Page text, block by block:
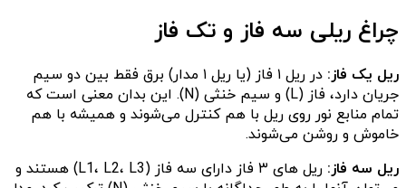
چراغ ریلی سه فاز و تک فاز
ریل یک فاز:
در ریل ۱ فاز (یا ریل ۱ مدار) برق فقط بین دو سیم
جریان دارد، فاز (L) و سیم خنثی (N). این بدان معنی است که
تمام منابع نور روی ریل با هم کنترل می‌شوند و همیشه با هم
خاموش و روشن می‌شوند.
ریل سه فاز:
ریل های ۳ فاز دارای سه فاز (L1، L2، L3) هستند و